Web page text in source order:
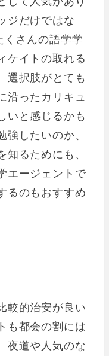
ジだけではな
くさんの語学学
ケイトの取れる
選択肢がとても
沿ったカリキュ
いと感じるかも
したいのか、
るためにも、
エージェントで
るのもおすすめ
較的治安が良い
も都会の割には
夜道や人気のな